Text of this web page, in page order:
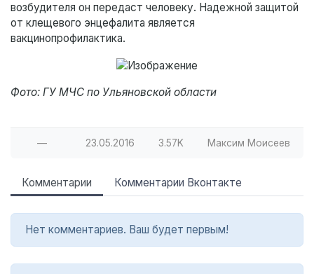
возбудителя он передаст человеку. Надежной защитой
от клещевого энцефалита является
вакцинопрофилактика.
Фото: ГУ МЧС по Ульяновской области
— 23.05.2016 3.57K Максим Моисеев
Комментарии Комментарии Вконтакте
Нет комментариев. Ваш будет первым!